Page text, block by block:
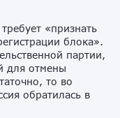
«признать
блока».
партии,
для отмены
то во
обратилась в